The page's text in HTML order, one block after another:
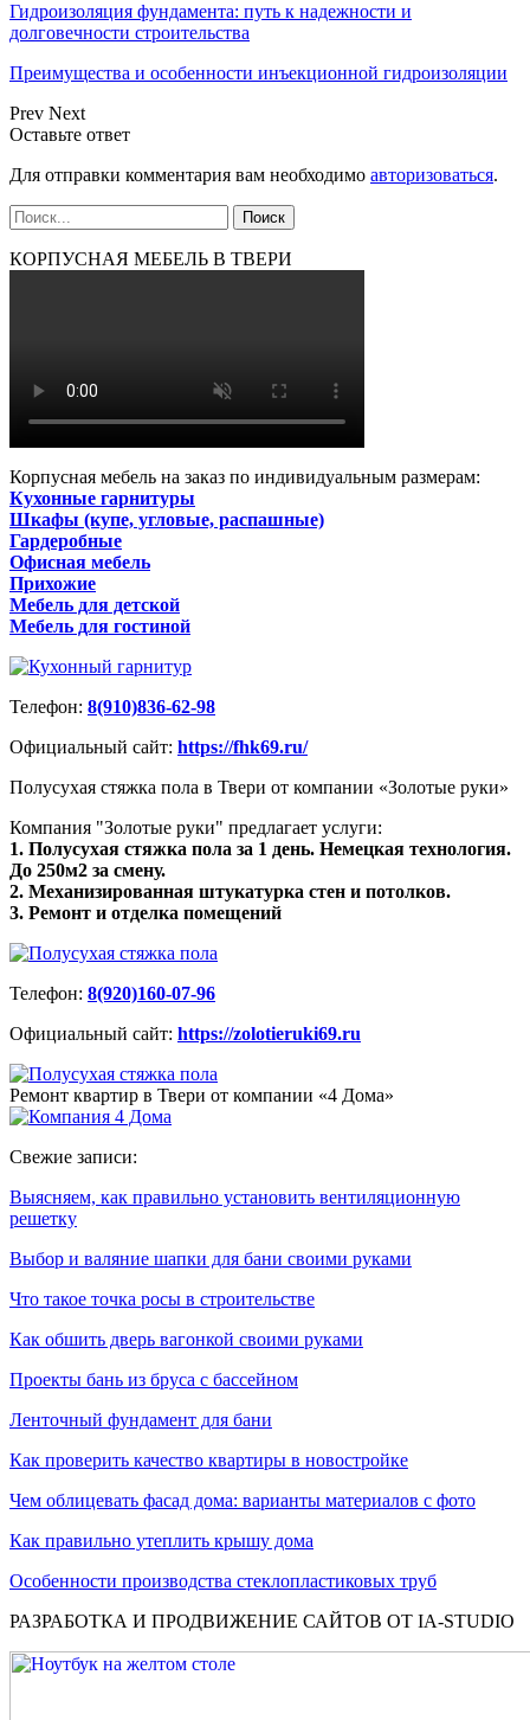
Гидроизоляция фундамента: путь к надежности и
долговечности строительства
Преимущества и особенности инъекционной гидроизоляции
Prev Next
Оставьте ответ
Для отправки комментария вам необходимо авторизоваться.
КОРПУСНАЯ МЕБЕЛЬ В ТВЕРИ
Корпусная мебель на заказ по индивидуальным размерам:
Кухонные гарнитуры
Шкафы (купе, угловые, распашные)
Гардеробные
Офисная мебель
Прихожие
Мебель для детской
Мебель для гостиной
Телефон: 8(910)836-62-98
Официальный сайт: https://fhk69.ru/
Полусухая стяжка пола в Твери от компании «Золотые руки»
Компания "Золотые руки" предлагает услуги:
1. Полусухая стяжка пола за 1 день. Немецкая технология.
До 250м2 за смену.
2. Механизированная штукатурка стен и потолков.
3. Ремонт и отделка помещений
Телефон: 8(920)160-07-96
Официальный сайт: https://zolotieruki69.ru
Ремонт квартир в Твери от компании «4 Дома»
Свежие записи:
Выясняем, как правильно установить вентиляционную
решетку
Выбор и валяние шапки для бани своими руками
Что такое точка росы в строительстве
Как обшить дверь вагонкой своими руками
Проекты бань из бруса с бассейном
Ленточный фундамент для бани
Как проверить качество квартиры в новостройке
Чем облицевать фасад дома: варианты материалов с фото
Как правильно утеплить крышу дома
Особенности производства стеклопластиковых труб
РАЗРАБОТКА И ПРОДВИЖЕНИЕ САЙТОВ ОТ IA-STUDIO